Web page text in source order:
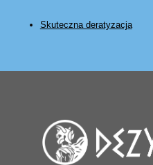
Skuteczna deratyzacja